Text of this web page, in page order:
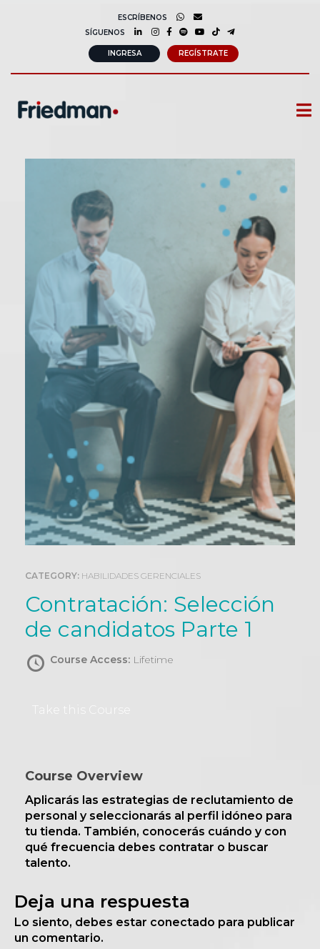
ESCRÍBENOS
SÍGUENOS
INGRESA REGÍSTRATE
CONSULTORÍA CORPORATIVA
COMUNIDAD FRIEDMAN
SOBRE NOSOTROS
CATEGORY: HABILIDADES GERENCIALES
Contratación: Selección
de candidatos Parte 1
Course Access: Lifetime
Take this Course
Course Overview
Aplicarás las estrategias de reclutamiento de
personal y seleccionarás al perfil idóneo para
tu tienda. También, conocerás cuándo y con
qué frecuencia debes contratar o buscar
talento.
Deja una respuesta
Lo siento, debes estar conectado para publicar
un comentario.